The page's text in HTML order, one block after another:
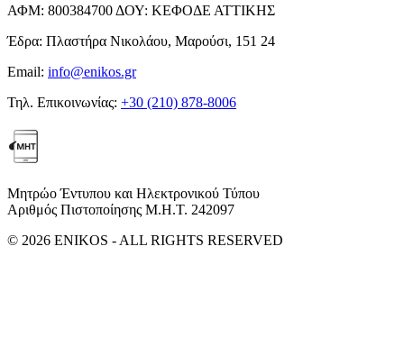
ΑΦΜ: 800384700 ΔΟΥ: ΚΕΦΟΔΕ ΑΤΤΙΚΗΣ
Έδρα: Πλαστήρα Νικολάου, Μαρούσι, 151 24
Email: info@enikos.gr
Τηλ. Επικοινωνίας: +30 (210) 878-8006
Μητρώο Έντυπου και Ηλεκτρονικού Τύπου
Αριθμός Πιστοποίησης Μ.Η.Τ. 242097
© 2026 ENIKOS - ALL RIGHTS RESERVED